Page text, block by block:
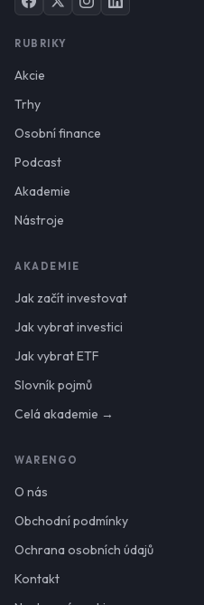
RUBRIKY
Akcie
Trhy
Osobní finance
Podcast
Akademie
Nástroje
AKADEMIE
Jak začít investovat
Jak vybrat investici
Jak vybrat ETF
Slovník pojmů
Celá akademie →
WARENGO
O nás
Obchodní podmínky
Ochrana osobních údajů
Kontakt